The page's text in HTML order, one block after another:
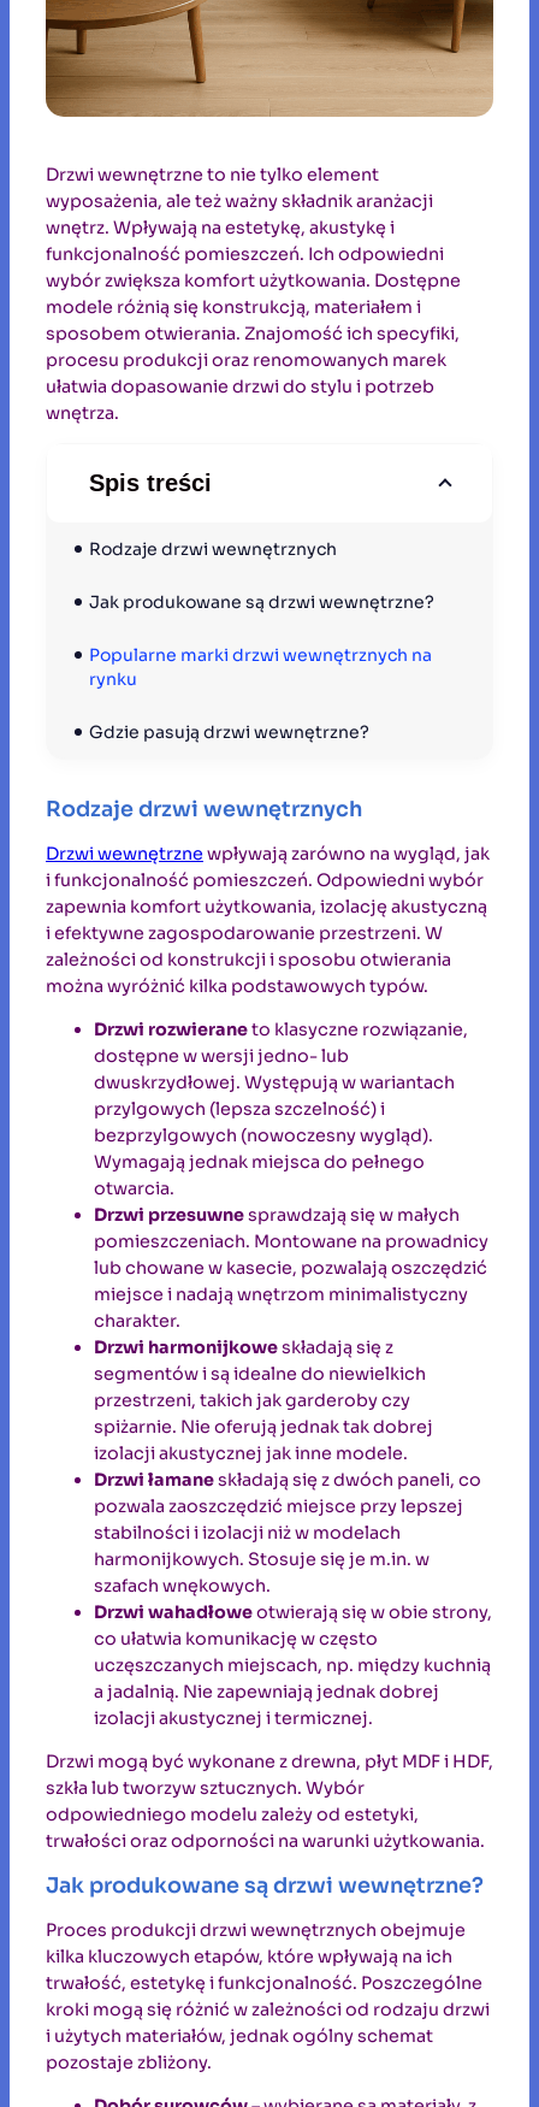
Drzwi wewnętrzne to nie tylko element
wyposażenia, ale też ważny składnik aranżacji
wnętrz. Wpływają na estetykę, akustykę i
funkcjonalność pomieszczeń. Ich odpowiedni
wybór zwiększa komfort użytkowania. Dostępne
modele różnią się konstrukcją, materiałem i
sposobem otwierania. Znajomość ich specyfiki,
procesu produkcji oraz renomowanych marek
ułatwia dopasowanie drzwi do stylu i potrzeb
wnętrza.
Spis treści
Rodzaje drzwi wewnętrznych
Jak produkowane są drzwi wewnętrzne?
Popularne marki drzwi wewnętrznych na
rynku
Gdzie pasują drzwi wewnętrzne?
Rodzaje drzwi wewnętrznych
Drzwi wewnętrzne wpływają zarówno na wygląd, jak
i funkcjonalność pomieszczeń. Odpowiedni wybór
zapewnia komfort użytkowania, izolację akustyczną
i efektywne zagospodarowanie przestrzeni. W
zależności od konstrukcji i sposobu otwierania
można wyróżnić kilka podstawowych typów.
Drzwi rozwieraneto klasyczne rozwiązanie,
dostępne w wersji jedno- lub
dwuskrzydłowej. Występują w wariantach
przylgowych (lepsza szczelność) i
bezprzylgowych (nowoczesny wygląd).
Wymagają jednak miejsca do pełnego
otwarcia.
Drzwi przesuwnesprawdzają się w małych
pomieszczeniach. Montowane na prowadnicy
lub chowane w kasecie, pozwalają oszczędzić
miejsce i nadają wnętrzom minimalistyczny
charakter.
Drzwi harmonijkoweskładają się z
segmentów i są idealne do niewielkich
przestrzeni, takich jak garderoby czy
spiżarnie. Nie oferują jednak tak dobrej
izolacji akustycznej jak inne modele.
Drzwi łamaneskładają się z dwóch paneli, co
pozwala zaoszczędzić miejsce przy lepszej
stabilności i izolacji niż w modelach
harmonijkowych. Stosuje się je m.in. w
szafach wnękowych.
Drzwi wahadłoweotwierają się w obie strony,
co ułatwia komunikację w często
uczęszczanych miejscach, np. między kuchnią
a jadalnią. Nie zapewniają jednak dobrej
izolacji akustycznej i termicznej.
Drzwi mogą być wykonane z drewna, płyt MDF i HDF,
szkła lub tworzyw sztucznych. Wybór
odpowiedniego modelu zależy od estetyki,
trwałości oraz odporności na warunki użytkowania.
Jak produkowane są drzwi wewnętrzne?
Proces produkcji drzwi wewnętrznych obejmuje
kilka kluczowych etapów, które wpływają na ich
trwałość, estetykę i funkcjonalność. Poszczególne
kroki mogą się różnić w zależności od rodzaju drzwi
i użytych materiałów, jednak ogólny schemat
pozostaje zbliżony.